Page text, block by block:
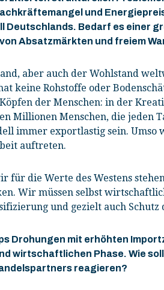
und
Deutschlands. Bedarf es einer
Absatzmärkten und freiem
aber auch der Wohlstand
keine Rohstoffe oder
der Menschen: in der
Millionen Menschen, die jeden
immer exportlastig sein.
auftreten.
für die Werte des Westens
Wir müssen selbst
und gezielt auch
Drohungen mit erhöhten
wirtschaftlichen Phase. Wie
reagieren?